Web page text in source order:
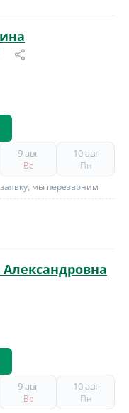
9 авг
Вс
10 авг
Пн
мы перезвоним
9 авг
Вс
10 авг
Пн